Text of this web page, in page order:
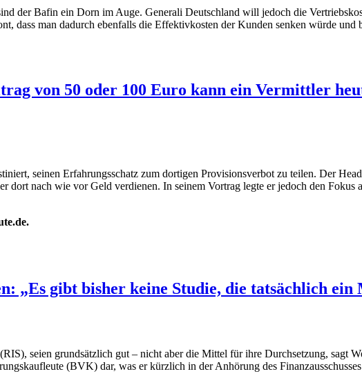
der Bafin ein Dorn im Auge. Generali Deutschland will jedoch die
dass man dadurch ebenfalls die Effektivkosten der Kunden senken würde
von 50 oder 100 Euro kann ein Vermittler
seinen Erfahrungsschatz zum dortigen Provisionsverbot zu teilen. Der
dort nach wie vor Geld verdienen. In seinem Vortrag legte er jedoch den
„Es gibt bisher keine Studie, die tatsächlich
seien grundsätzlich gut – nicht aber die Mittel für ihre Durchsetzung, sagt
(BVK) dar, was er kürzlich in der Anhörung des